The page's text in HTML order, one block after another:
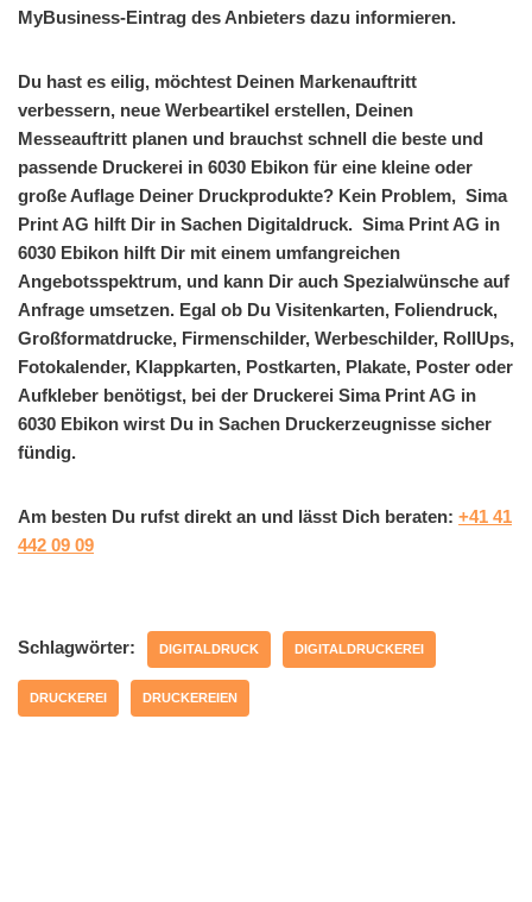
MyBusiness-Eintrag des Anbieters dazu informieren.
Du hast es eilig, möchtest Deinen Markenauftritt
verbessern, neue Werbeartikel erstellen, Deinen
Messeauftritt planen und brauchst schnell die beste und
passende Druckerei in 6030 Ebikon für eine kleine oder
große Auflage Deiner Druckprodukte? Kein Problem, Sima
Print AG hilft Dir in Sachen Digitaldruck. Sima Print AG in
6030 Ebikon hilft Dir mit einem umfangreichen
Angebotsspektrum, und kann Dir auch Spezialwünsche auf
Anfrage umsetzen. Egal ob Du Visitenkarten, Foliendruck,
Großformatdrucke, Firmenschilder, Werbeschilder, RollUps,
Fotokalender, Klappkarten, Postkarten, Plakate, Poster oder
Aufkleber benötigst, bei der Druckerei Sima Print AG in
6030 Ebikon wirst Du in Sachen Druckerzeugnisse sicher
fündig.
Am besten Du rufst direkt an und lässt Dich beraten: +41 41
442 09 09
Schlagwörter: DIGITALDRUCK DIGITALDRUCKEREI
DRUCKEREI DRUCKEREIEN